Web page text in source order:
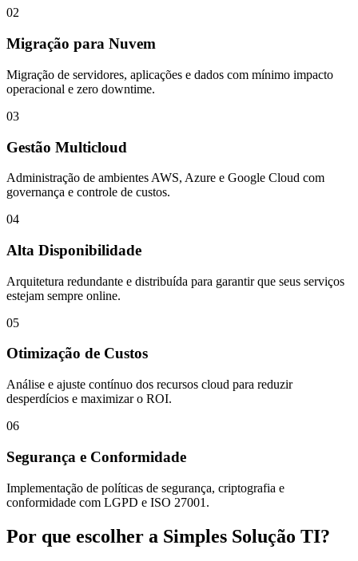
02
Migração para Nuvem
Migração de servidores, aplicações e dados com mínimo impacto
operacional e zero downtime.
03
Gestão Multicloud
Administração de ambientes AWS, Azure e Google Cloud com
governança e controle de custos.
04
Alta Disponibilidade
Arquitetura redundante e distribuída para garantir que seus serviços
estejam sempre online.
05
Otimização de Custos
Análise e ajuste contínuo dos recursos cloud para reduzir
desperdícios e maximizar o ROI.
06
Segurança e Conformidade
Implementação de políticas de segurança, criptografia e
conformidade com LGPD e ISO 27001.
Por que escolher a Simples Solução TI?